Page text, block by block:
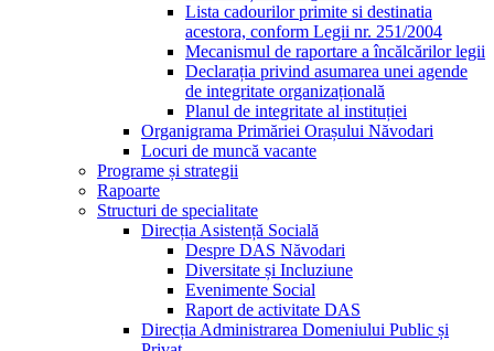
Lista cadourilor primite si destinatia
acestora, conform Legii nr. 251/2004
Mecanismul de raportare a încălcărilor legii
Declarația privind asumarea unei agende
de integritate organizațională
Planul de integritate al instituției
Organigrama Primăriei Orașului Năvodari
Locuri de muncă vacante
Programe și strategii
Rapoarte
Structuri de specialitate
Direcția Asistență Socială
Despre DAS Năvodari
Diversitate și Incluziune
Evenimente Social
Raport de activitate DAS
Direcția Administrarea Domeniului Public și